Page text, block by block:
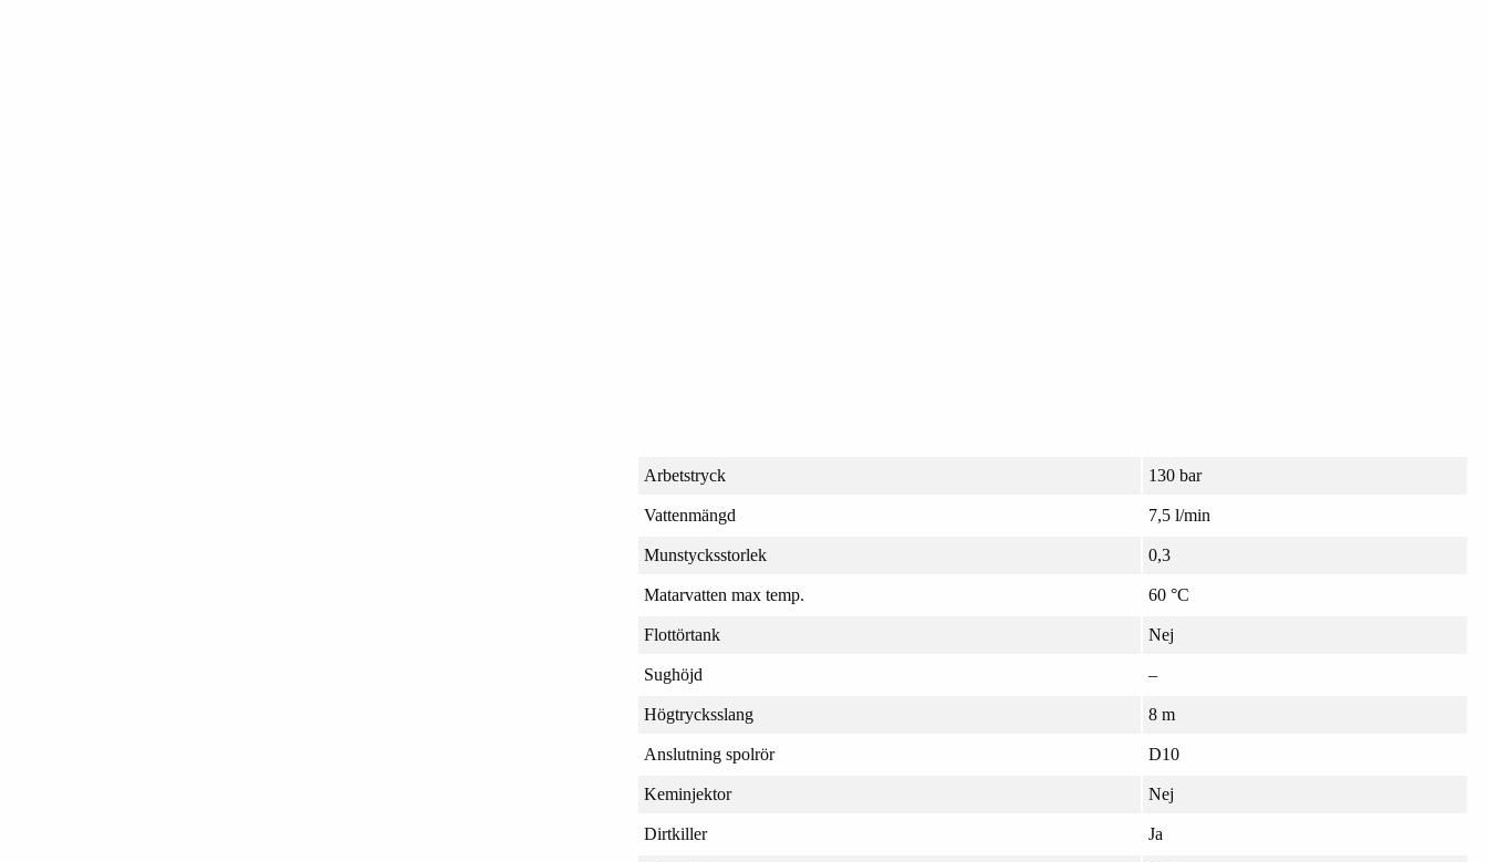
Arbetstryck 130 bar
Vattenmängd 7,5 l/min
Munstycksstorlek 0,3
Matarvatten max temp. 60 °C
Flottörtank Nej
Sughöjd –
Högtrycksslang 8 m
Anslutning spolrör D10
Keminjektor Nej
Dirtkiller Ja